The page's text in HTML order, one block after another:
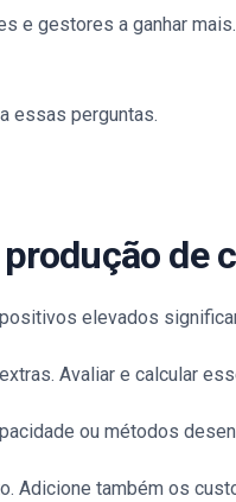
e gestores a ganhar
essas perguntas.
de
elevados
Avaliar e calcular
ou métodos
Adicione também os